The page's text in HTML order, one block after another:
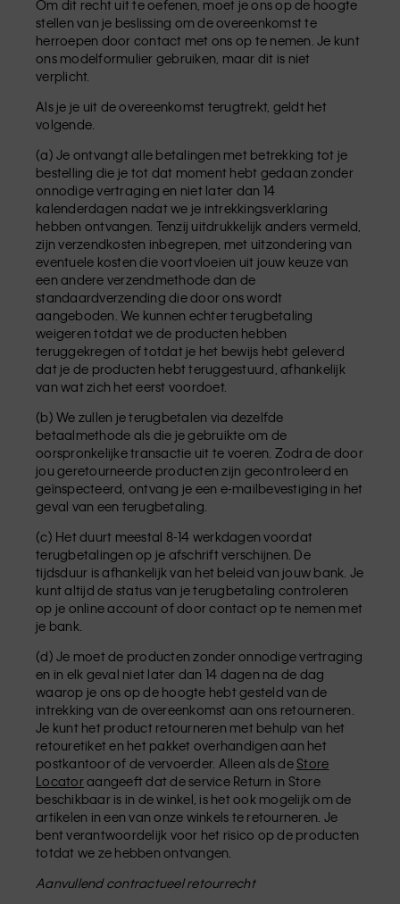
Om dit recht uit te oefenen, moet je ons op de hoogte
stellen van je beslissing om de overeenkomst te
herroepen door contact met ons op te nemen. Je kunt
ons modelformulier gebruiken, maar dit is niet
verplicht.
Als je je uit de overeenkomst terugtrekt, geldt het
volgende.
(a) Je ontvangt alle betalingen met betrekking tot je
bestelling die je tot dat moment hebt gedaan zonder
onnodige vertraging en niet later dan 14
kalenderdagen nadat we je intrekkingsverklaring
hebben ontvangen. Tenzij uitdrukkelijk anders vermeld,
zijn verzendkosten inbegrepen, met uitzondering van
eventuele kosten die voortvloeien uit jouw keuze van
een andere verzendmethode dan de
standaardverzending die door ons wordt
aangeboden. We kunnen echter terugbetaling
weigeren totdat we de producten hebben
teruggekregen of totdat je het bewijs hebt geleverd
dat je de producten hebt teruggestuurd, afhankelijk
van wat zich het eerst voordoet.
(b) We zullen je terugbetalen via dezelfde
betaalmethode als die je gebruikte om de
oorspronkelijke transactie uit te voeren. Zodra de door
jou geretourneerde producten zijn gecontroleerd en
geïnspecteerd, ontvang je een e-mailbevestiging in het
geval van een terugbetaling.
(c) Het duurt meestal 8-14 werkdagen voordat
terugbetalingen op je afschrift verschijnen. De
tijdsduur is afhankelijk van het beleid van jouw bank. Je
kunt altijd de status van je terugbetaling controleren
op je online account of door contact op te nemen met
je bank.
(d) Je moet de producten zonder onnodige vertraging
en in elk geval niet later dan 14 dagen na de dag
waarop je ons op de hoogte hebt gesteld van de
intrekking van de overeenkomst aan ons retourneren.
Je kunt het product retourneren met behulp van het
retouretiket en het pakket overhandigen aan het
postkantoor of de vervoerder. Alleen als deStore
Locatoraangeeft dat de service Return in Store
beschikbaar is in de winkel, is het ook mogelijk om de
artikelen in een van onze winkels te retourneren. Je
bent verantwoordelijk voor het risico op de producten
totdat we ze hebben ontvangen.
Aanvullend contractueel retourrecht